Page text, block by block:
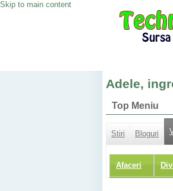
Skip to main content
Adele,
Top Meniu
Stiri Bloguri
Afaceri